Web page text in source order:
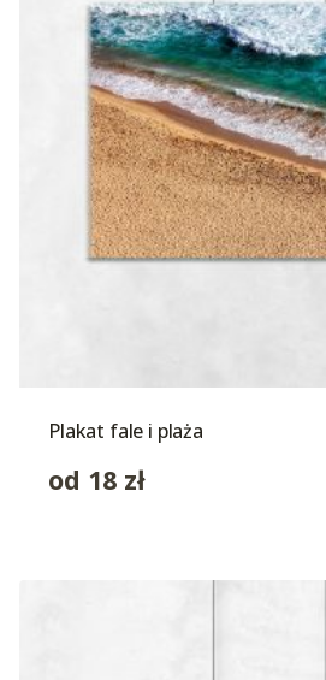
Plakat fale i plaża
od 18 zł